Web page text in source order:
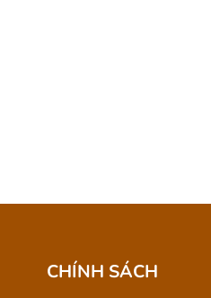
CHÍNH SÁCH